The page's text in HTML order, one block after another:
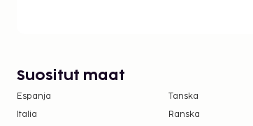
Suositut maat
Espanja Tanska
Italia
Ranska